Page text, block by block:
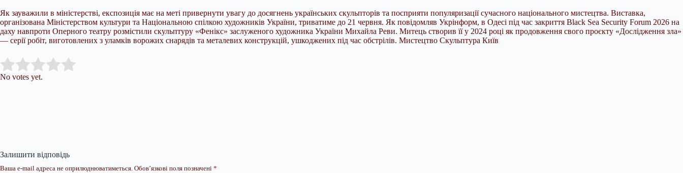
Як зауважили в міністерстві, експозиція має на меті привернути увагу до досягнень українських скульпторів та посприяти популяризації сучасного національного мистецтва. Виставка,
організована Міністерством культури та Національною спілкою художників України, триватиме до 21 червня. Як повідомляв Укрінформ, в Одесі під час закриття Black Sea Security Forum 2026 на
даху навпроти Оперного театру розмістили скульптуру «Фенікс» заслуженого художника України Михайла Реви. Митець створив її у 2024 році як продовження свого проєкту «Дослідження зла»
— серії робіт, виготовлених з уламків ворожих снарядів та металевих конструкцій, ушкоджених під час обстрілів. Мистецтво Скульптура Київ
Rate this item:
No votes yet.
Залишити відповідь
Ваша e-mail адреса не оприлюднюватиметься. Обов’язкові поля позначені *